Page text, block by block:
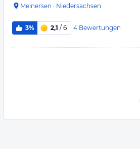
Meinersen · Niedersachsen
3% 2,1 / 6 4 Bewertungen